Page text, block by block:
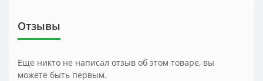
Отзывы
Еще никто не написал отзыв об этом товаре, вы
можете быть первым.